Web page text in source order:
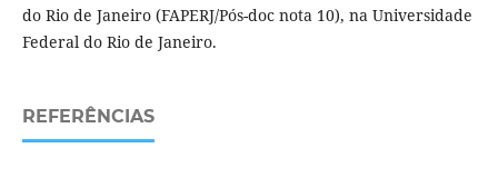
do Rio de Janeiro (FAPERJ/Pós-doc nota 10), na Universidade
Federal do Rio de Janeiro.
REFERÊNCIAS